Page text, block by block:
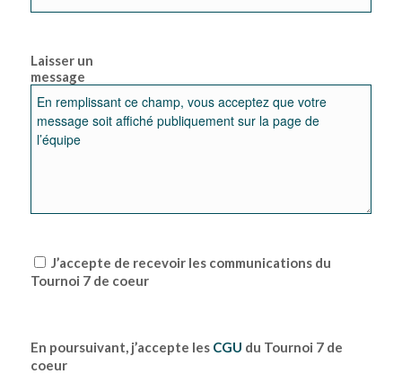
Laisser un
message
Tournoi 7 de coeur
En poursuivant, j’accepte les CGU du Tournoi 7 de
coeur